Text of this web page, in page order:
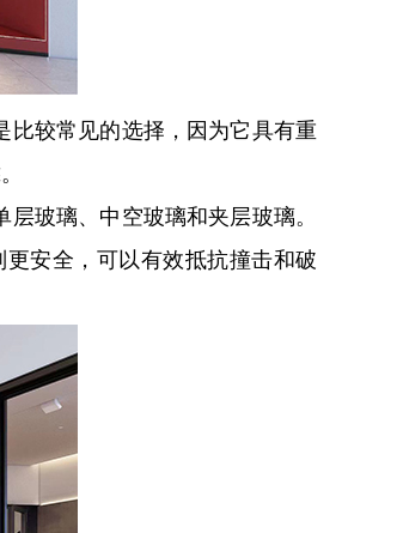
比较常见的选择，因为它具有重
玻璃、中空玻璃和夹层玻璃。
安全，可以有效抵抗撞击和破